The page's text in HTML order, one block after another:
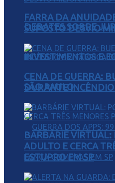
DEBATES SOBRE
INVESTIMENTOS E
SÃO PAULO
FARRA DA
SUPOSTO DESVIO
CENA DE GUERRA:
DURANTE
BARBÁRIE VIRTUAL:
ADULTO E CERCA
ESTUPRO EM SP